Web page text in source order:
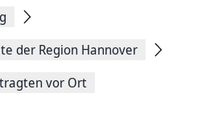
der Region Hannover
vor Ort